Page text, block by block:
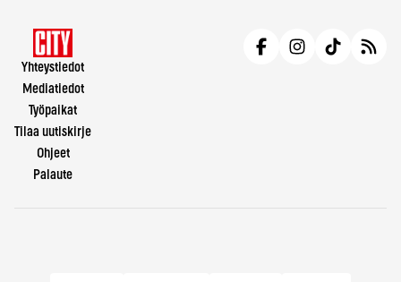
Yhteystiedot
Mediatiedot
Työpaikat
Tilaa uutiskirje
Ohjeet
Palaute